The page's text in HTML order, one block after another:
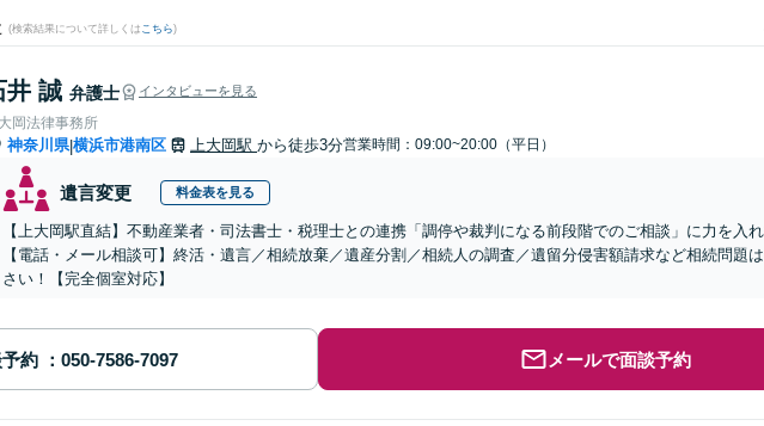
(検索結果について詳しくは こちら)
井 誠 弁護士 インタビューを見る
岡法律事務所
神奈川県|横浜市港南区 上大岡駅 から徒歩3分営業時間：09:00~20:00（平日）
遺言変更 料金表を見る
【上大岡駅直結】不動産業者・司法書士・税理士との連携「調停や裁判になる前段階でのご相談」に力を入
【電話・メール相談可】終活・遺言／相続放棄／遺産分割／相続人の調査／遺留分侵害額請求など相続問題
さい！【完全個室対応】
約 メールで面談予約